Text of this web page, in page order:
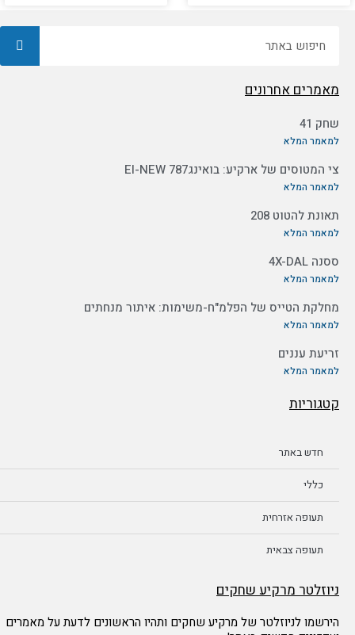
מאמרים אחרונים
שחק 41
למאמר המלא
צי המטוסים של ארקיע: בואינג787 EI-NEW
למאמר המלא
תאונת להטוט 208
למאמר המלא
ססנה 4X-DAL
למאמר המלא
מחלקת הטייס של הפלמ"ח-משימות: איתור מנחתים
למאמר המלא
זריעת עננים
למאמר המלא
קטגוריות
חדש באתר
כללי
תעופה אזרחית
תעופה צבאית
ניוזלטר מרקיע שחקים
הירשמו לניוזלטר של מרקיע שחקים ותהיו הראשונים לדעת על מאמרים